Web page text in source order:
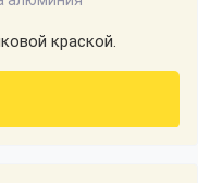
краской.